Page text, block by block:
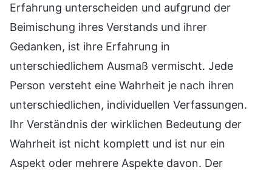
Erfahrung unterscheiden und aufgrund der
Beimischung ihres Verstands und ihrer
Gedanken, ist ihre Erfahrung in
unterschiedlichem Ausmaß vermischt. Jede
Person versteht eine Wahrheit je nach ihren
unterschiedlichen, individuellen Verfassungen.
Ihr Verständnis der wirklichen Bedeutung der
Wahrheit ist nicht komplett und ist nur ein
Aspekt oder mehrere Aspekte davon. Der